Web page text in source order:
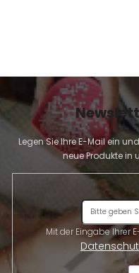
Legen Sie Ihre E-Mail ein
neue Produkte in